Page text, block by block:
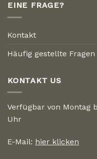
EINE FRAGE?
Kontakt
Häufig gestellte Fragen
KONTAKT US
Verfügbar von Montag
Uhr
E-Mail: hier klicken